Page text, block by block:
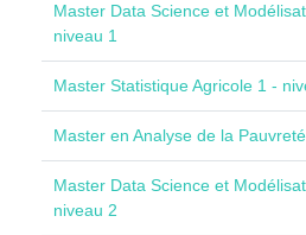
Master Data Science et
niveau 1
Master Statistique Agricole 1 -
Master en Analyse de la
Master Data Science et
niveau 2